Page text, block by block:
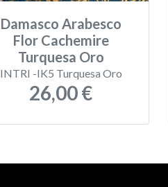
Damasco Arabesco
Flor Cachemire
Turquesa Oro
INTRI -IK5 Turquesa Oro
26,00 €